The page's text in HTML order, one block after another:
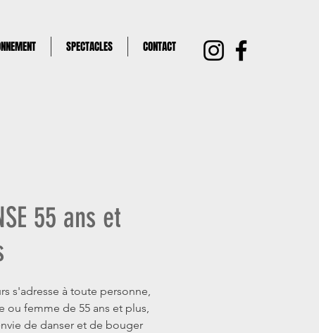
SPECTACLES CONTACT
55 ans et
s'adresse à toute personne,
ou femme de 55 ans et plus,
de danser et de bouger